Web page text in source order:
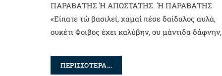
ΠΑΡΑΒΑΤΗΣ Ή ΑΠΟΣΤΑΤΗΣ Ή ΠΑΡΑΒΑΤΗΣ
«Είπατε τώ βασιλεί, χαμαί πέσε δαίδαλος αυλά,
ουκέτι Φοίβος έχει καλύβην, ου μάντιδα δάφνην,
ΠΕΡΙΣΣΟΤΕΡΑ...